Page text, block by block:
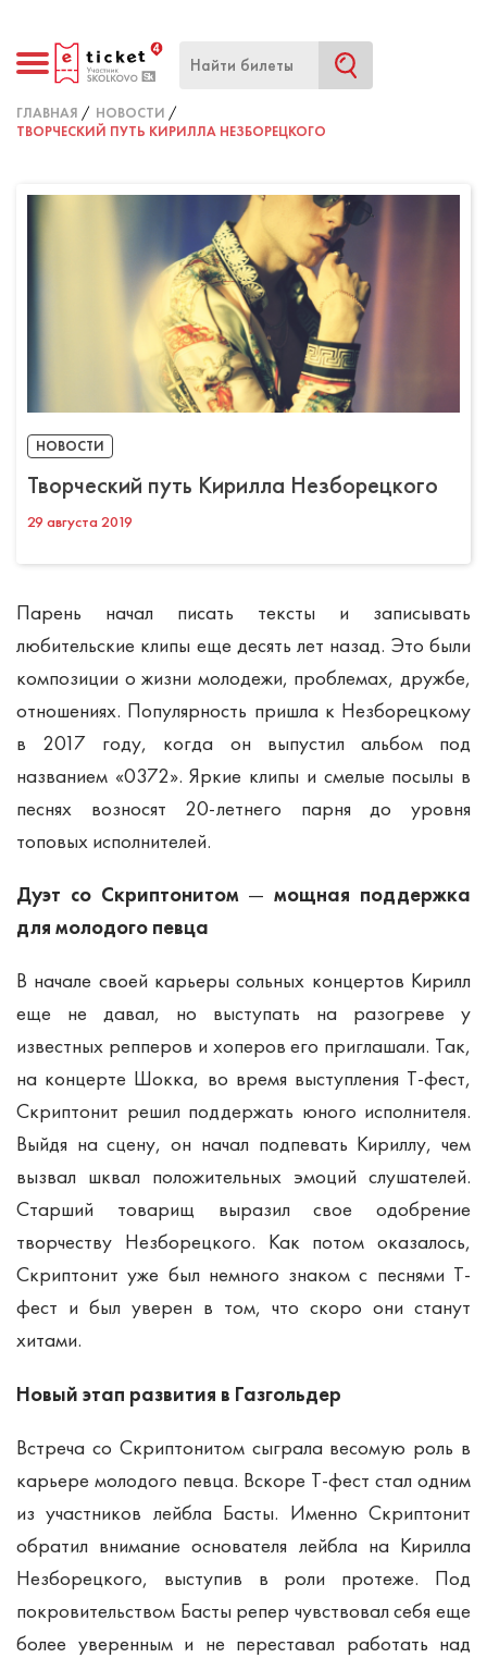
ГЛАВНАЯ
НОВОСТИ
ТВОРЧЕСКИЙ ПУТЬ КИРИЛЛА НЕЗБОРЕЦКОГО
НОВОСТИ
Творческий путь Кирилла Незборецкого
29 августа 2019
Парень начал писать тексты и записывать
любительские клипы еще десять лет назад. Это были
композиции о жизни молодежи, проблемах, дружбе,
отношениях. Популярность пришла к Незборецкому
в 2017 году, когда он выпустил альбом под
названием «0372». Яркие клипы и смелые посылы в
песнях возносят 20-летнего парня до уровня
топовых исполнителей.
Дуэт со Скриптонитом — мощная поддержка
для молодого певца
В начале своей карьеры сольных концертов Кирилл
еще не давал, но выступать на разогреве у
известных репперов и хоперов его приглашали. Так,
на концерте Шокка, во время выступления Т-фест,
Скриптонит решил поддержать юного исполнителя.
Выйдя на сцену, он начал подпевать Кириллу, чем
вызвал шквал положительных эмоций слушателей.
Старший товарищ выразил свое одобрение
творчеству Незборецкого. Как потом оказалось,
Скриптонит уже был немного знаком с песнями Т-
фест и был уверен в том, что скоро они станут
хитами.
Новый этап развития в Газгольдер
Встреча со Скриптонитом сыграла весомую роль в
карьере молодого певца. Вскоре Т-фест стал одним
из участников лейбла Басты. Именно Скриптонит
обратил внимание основателя лейбла на Кирилла
Незборецкого, выступив в роли протеже. Под
покровительством Басты репер чувствовал себя еще
более уверенным и не переставал работать над